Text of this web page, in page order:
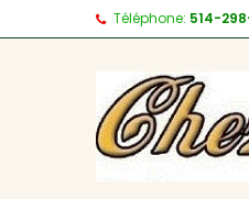
Téléphone: 514-